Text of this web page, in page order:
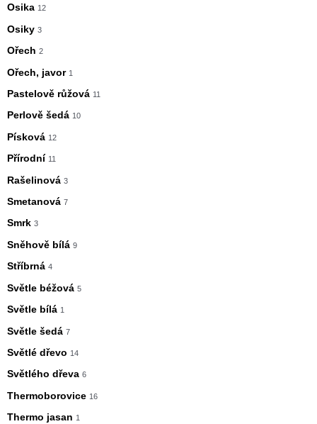
Osika 12
Osiky 3
Ořech 2
Ořech, javor 1
Pastelově růžová 11
Perlově šedá 10
Písková 12
Přírodní 11
Rašelinová 3
Smetanová 7
Smrk 3
Sněhově bílá 9
Stříbrná 4
Světle béžová 5
Světle bílá 1
Světle šedá 7
Světlé dřevo 14
Světlého dřeva 6
Thermoborovice 16
Thermo jasan 1